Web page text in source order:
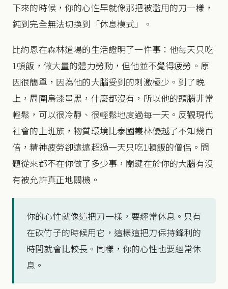
下來的時候，你的心性早就像那把被濫用的刀一樣，
鈍到完全無法切換到「休息模式」。
比約恩在森林道場的生活證明了一件事：他每天只吃
1頓飯，做大量的體力勞動，但他並不覺得疲勞。原
因很簡單，因為他的大腦受到的刺激極少。到了晚
上，周圍烏漆墨黑，什麼都沒有，所以他的頭腦非常
輕鬆，可以很冷靜、很輕鬆地度過每一天。反觀現代
社會的上班族，物質環境比泰國叢林優越了不知幾百
倍，精神疲勞卻遠遠超過一天只吃1頓飯的僧侶。問
題從來都不在你做了多少事，關鍵在於你的大腦有沒
有被允許真正地關機。
你的心性就像這把刀一樣，要經常休息。只有
在砍竹子的時候用它，這樣這把刀保持鋒利的
時間就會比較長。同樣，你的心性也要經常休
息。